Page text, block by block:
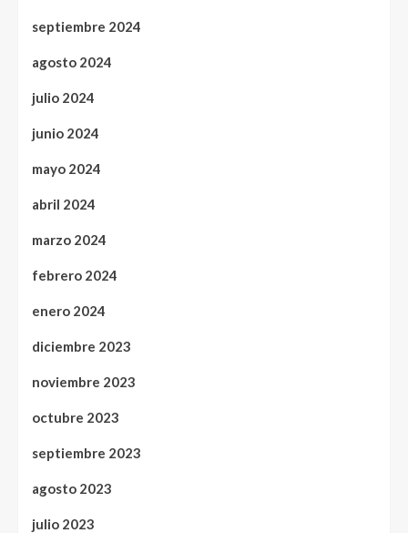
septiembre 2024
agosto 2024
julio 2024
junio 2024
mayo 2024
abril 2024
marzo 2024
febrero 2024
enero 2024
diciembre 2023
noviembre 2023
octubre 2023
septiembre 2023
agosto 2023
julio 2023